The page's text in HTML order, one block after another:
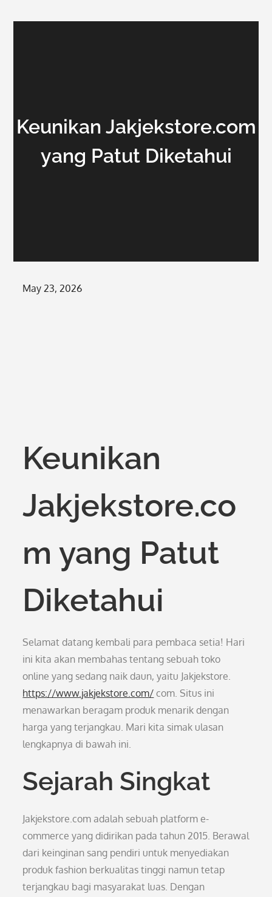
Keunikan Jakjekstore.com
yang Patut Diketahui
Posted
May 23, 2026
Keunikan
Jakjekstore.co
m yang Patut
Diketahui
Selamat datang kembali para pembaca setia! Hari
ini kita akan membahas tentang sebuah toko
online yang sedang naik daun, yaitu Jakjekstore.
https://www.jakjekstore.com/ com. Situs ini
menawarkan beragam produk menarik dengan
harga yang terjangkau. Mari kita simak ulasan
lengkapnya di bawah ini.
Sejarah Singkat
Jakjekstore.com adalah sebuah platform e-
commerce yang didirikan pada tahun 2015. Berawal
dari keinginan sang pendiri untuk menyediakan
produk fashion berkualitas tinggi namun tetap
terjangkau bagi masyarakat luas. Dengan